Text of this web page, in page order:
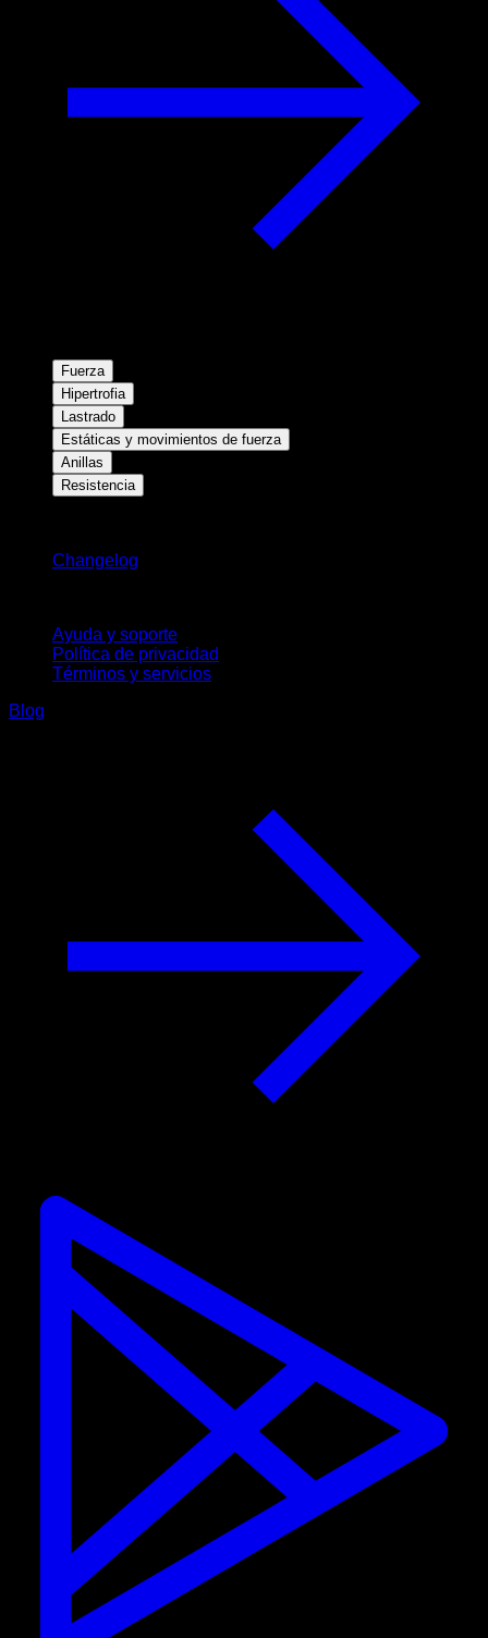
Fuerza
Hipertrofia
Lastrado
Estáticas y movimientos de fuerza
Anillas
Resistencia
Changelog
Ayuda y soporte
Política de privacidad
Términos y servicios
Blog